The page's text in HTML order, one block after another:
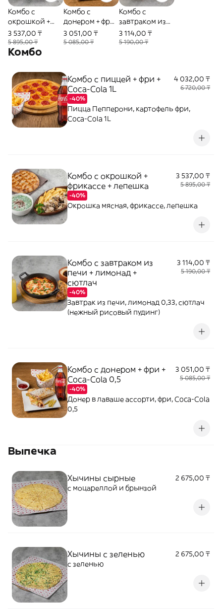
Комбо с
окрошкой +
фрикассе +
лепешка
3 537,00 ₸
5 895,00 ₸
Комбо с
донером + фри
+ Coca-Cola 0,5
3 051,00 ₸
5 085,00 ₸
Комбо с
завтраком из
печи +
лимонад +
3 114,00 ₸
5 190,00 ₸
Комбо
Комбо с пиццей + фри +
Coca-Cola 1L
-40%
4 032,00 ₸
6 720,00 ₸
Пицца Пепперони, картофель фри,
Coca-Cola 1L
Комбо с окрошкой +
фрикассе + лепешка
-40%
3 537,00 ₸
5 895,00 ₸
Окрошка мясная, фрикассе, лепешка
Комбо с завтраком из
печи + лимонад +
сютлач
-40%
3 114,00 ₸
5 190,00 ₸
Завтрак из печи, лимонад 0,33, сютлач
(нежный рисовый пудинг)
Комбо с донером + фри +
Coca-Cola 0,5
-40%
3 051,00 ₸
5 085,00 ₸
Донер в лаваше ассорти, фри, Coca-Cola
0,5
Выпечка
Хычины сырные
2 675,00 ₸
с моцареллой и брынзой
Хычины с зеленью
2 675,00 ₸
с зеленью